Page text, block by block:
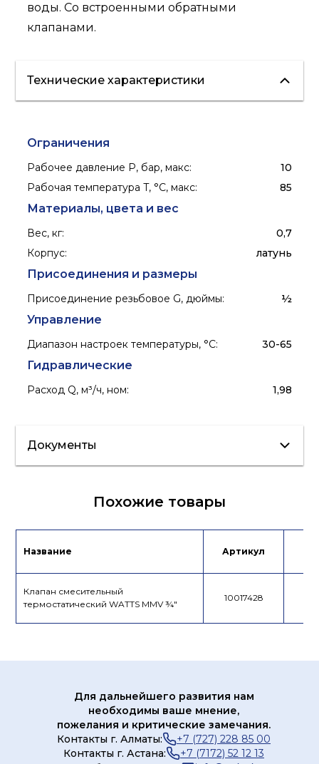
воды. Со встроенными обратными
клапанами.
Технические характеристики
Ограничения
Рабочее давление P, бар, макс:
10
Рабочая температура T, °C, макс: 85
Материалы, цвета и вес
Вес, кг:
0,7
Корпус: латунь
Присоединения и размеры
Присоединение резьбовое G, дюймы: ½
Управление
Диапазон настроек температуры, °С: 30-65
Гидравлические
Расход Q, м³/ч, ном: 1,98
Документы
Декларация
Лист данных
Похожие товары
Название Артикул
Клапан смесительный
термостатический WATTS MMV ¾"
10017428
Для дальнейшего развития нам
необходимы ваше мнение,
пожелания и критические замечания.
Контакты г. Алматы:
+7 (727) 228 85 00
Контакты г. Астана:
+7 (7172) 52 12 13